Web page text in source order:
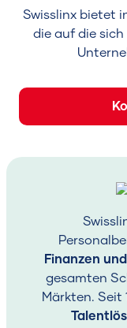
Swisslinx bietet
die auf die sich
Finanzen
gesamten
Märkten. Seit